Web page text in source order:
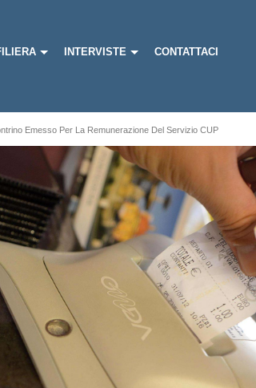
INTERVISTE CONTATTACI
Emesso Per La Remunerazione Del Servizio CUP